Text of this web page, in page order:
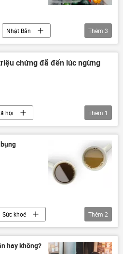
Nhật Bản
Khoa học
Thêm 3
chứng đã đến lúc ngừng
hội
Thêm 1
Sức khoẻ
Thêm 2
hay không?